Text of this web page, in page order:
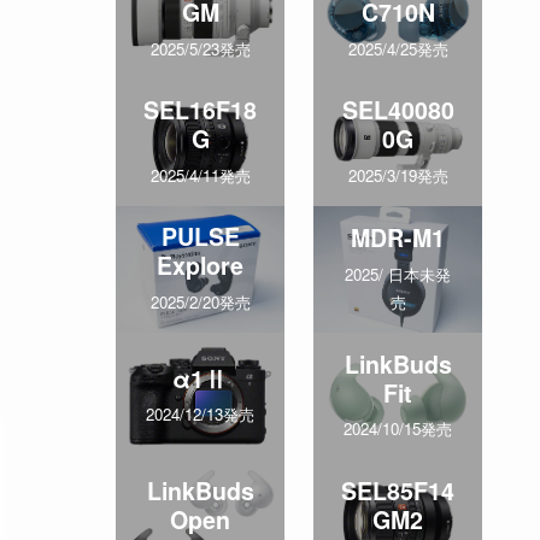
GM
2025/5/23発売
C710N
2025/4/25発売
SEL16F18
G
2025/4/11発売
SEL40080
0G
2025/3/19発売
PULSE
Explore
2025/2/20発売
MDR-M1
2025/ 日本未発
売
α1Ⅱ
2024/12/13発売
LinkBuds
Fit
2024/10/15発売
LinkBuds
Open
SEL85F14
GM2